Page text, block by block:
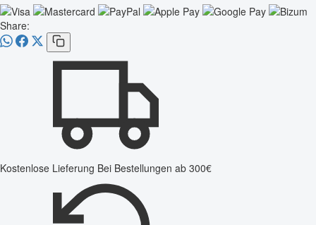
Share:
Kostenlose Lieferung Bei Bestellungen ab 300€